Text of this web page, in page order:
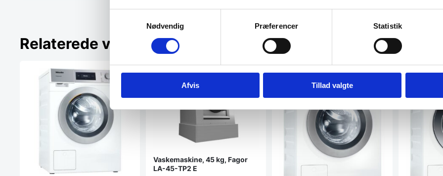
Nødvendig
Præferencer Statistik
Afvis Tillad valgte
Relaterede varer
Vaskemaskine, 45 kg, Fagor
LA-45-TP2 E